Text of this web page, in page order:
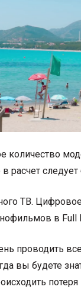
количество
расчет
ТВ.
в Full
проводить
вы будете